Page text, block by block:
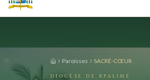
Paroisses SACRÉ-CŒUR
DIOCÈSE DE KPALIMÉ